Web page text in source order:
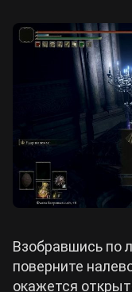
Взобравшись по
поверните
окажется